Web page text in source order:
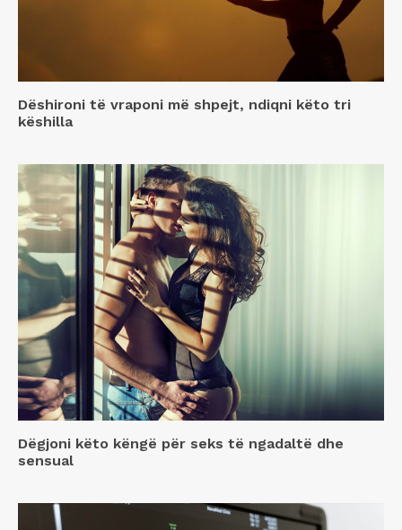
Dëshironi të vraponi më shpejt, ndiqni këto tri
këshilla
Dëgjoni këto këngë për seks të ngadaltë dhe
sensual